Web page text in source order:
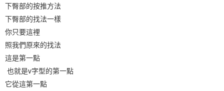
下臀部的按推方法
下臀部的找法一樣
你只要這裡
照我們原來的找法
這是第一點
也就是v字型的第一點
它從這第一點